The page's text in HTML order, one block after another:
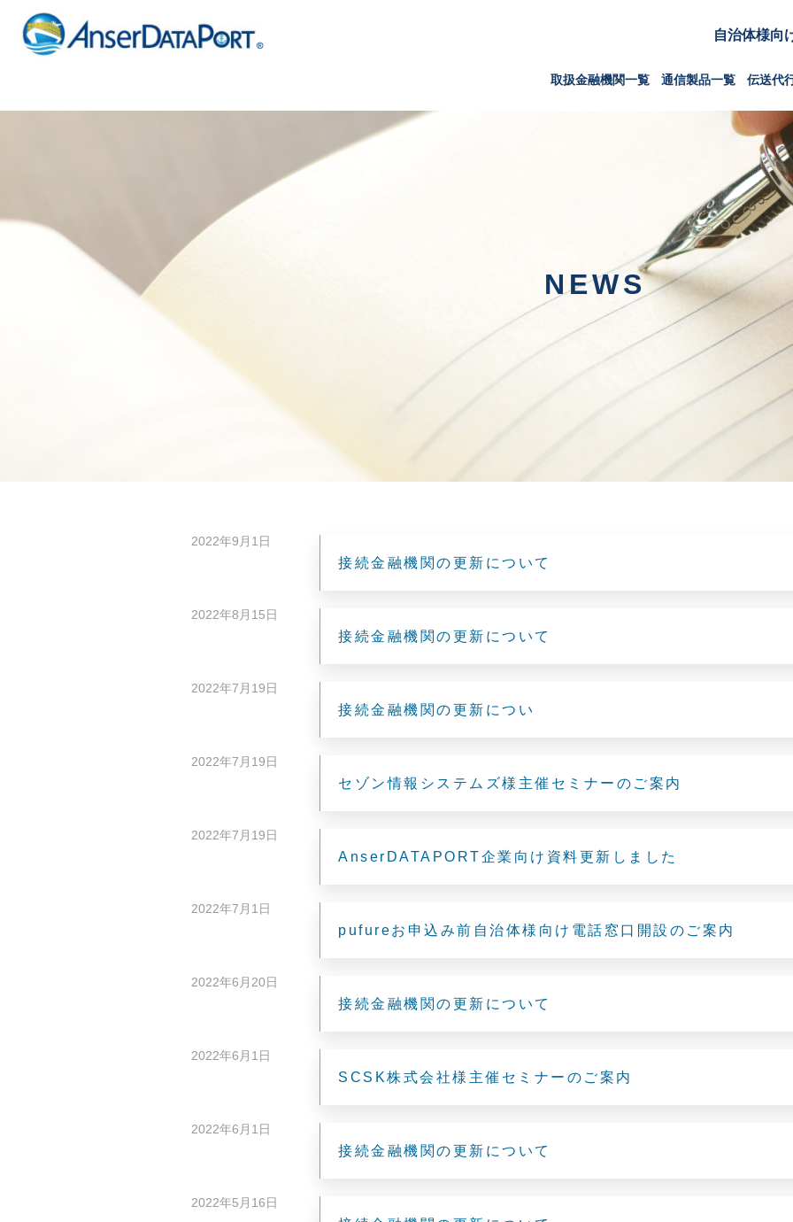
自治体様向
取扱金融機関一覧 通信製品一覧 伝送代
NEWS
2022年9月1日
接続金融機関の更新について
2022年8月15日
接続金融機関の更新について
2022年7月19日
接続金融機関の更新につい
2022年7月19日
セゾン情報システムズ様主催セミナーのご案内
2022年7月19日
AnserDATAPORT企業向け資料更新しました
2022年7月1日
pufureお申込み前自治体様向け電話窓口開設のご案内
2022年6月20日
接続金融機関の更新について
2022年6月1日
SCSK株式会社様主催セミナーのご案内
2022年6月1日
接続金融機関の更新について
2022年5月16日